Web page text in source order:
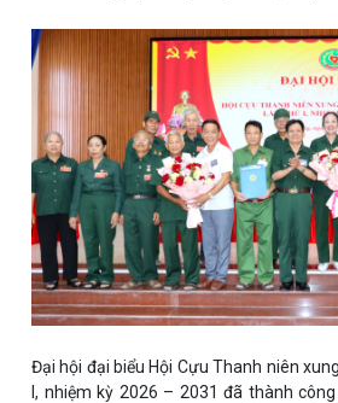
Đại hội đại biểu Hội Cựu Thanh niên
I, nhiệm kỳ 2026 – 2031 đã thành